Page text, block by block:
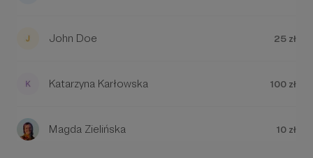
John Doe 25 zł
Katarzyna Karłowska 100 zł
Magda Zielińska 10 zł